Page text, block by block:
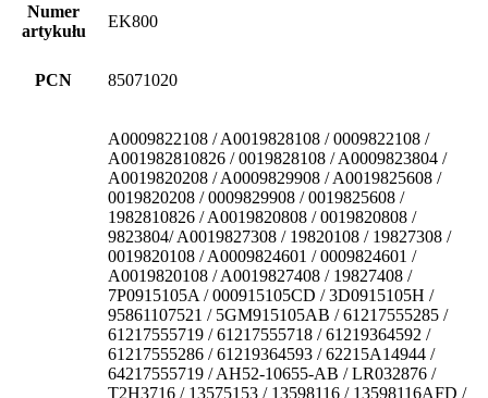
Numer
artykułu
EK800
PCN 85071020
A0009822108 / A0019828108 / 0009822108 /
A001982810826 / 0019828108 / A0009823804 /
A0019820208 / A0009829908 / A0019825608 /
0019820208 / 0009829908 / 0019825608 /
1982810826 / A0019820808 / 0019820808 /
9823804/ A0019827308 / 19820108 / 19827308 /
0019820108 / A0009824601 / 0009824601 /
A0019820108 / A0019827408 / 19827408 /
7P0915105A / 000915105CD / 3D0915105H /
95861107521 / 5GM915105AB / 61217555285 /
61217555719 / 61217555718 / 61219364592 /
61217555286 / 61219364593 / 62215A14944 /
64217555719 / AH52-10655-AB / LR032876 /
T2H3716 / 13575153 / 13598116 / 13598116AFD /